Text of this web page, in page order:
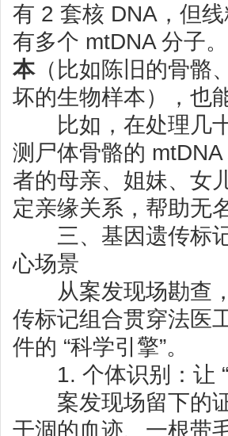
有 2 套核 DNA，但
有多个 mtDNA 分子
本（比如陈旧的骨骼
坏的生物样本），也
比如，在处理几十
测尸体骨骼的
者的母亲、姐妹、女
定亲缘关系，帮助无名
三、基因遗传标记
心场景
从案发现场勘查，
传标记组合贯穿法医
件的 “科学引擎”。
1. 个体识别：让 “
案发现场留下的
干涸的血迹、一根带